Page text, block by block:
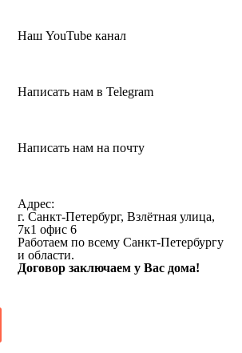
Наш YouTube канал
Написать нам в Telegram
Написать нам на почту
Адрес:
г. Санкт-Петербург, Взлётная улица,
7к1 офис 6
Работаем по всему Санкт-Петербургу
и области.
Договор заключаем у Вас дома!